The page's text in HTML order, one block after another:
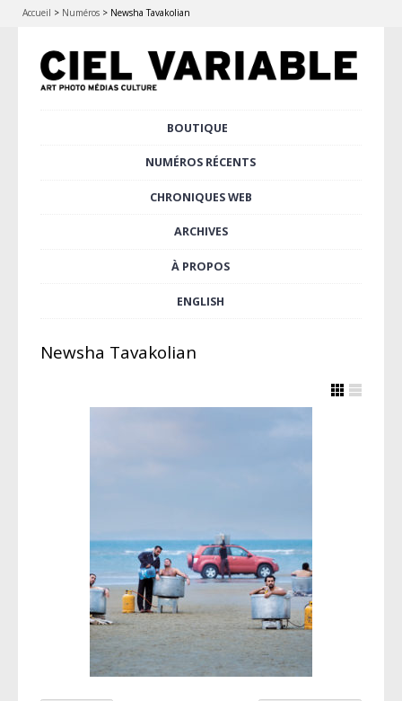
Accueil > Numéros > Newsha Tavakolian
BOUTIQUE
NUMÉROS RÉCENTS
CHRONIQUES WEB
ARCHIVES
À PROPOS
ENGLISH
Newsha Tavakolian